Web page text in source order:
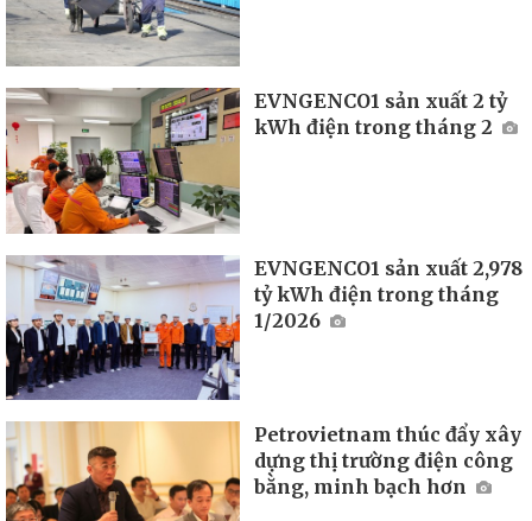
EVNGENCO1 sản xuất 2 tỷ
kWh điện trong tháng 2
EVNGENCO1 sản xuất 2,978
tỷ kWh điện trong tháng
1/2026
Petrovietnam thúc đẩy xây
dựng thị trường điện công
bằng, minh bạch hơn